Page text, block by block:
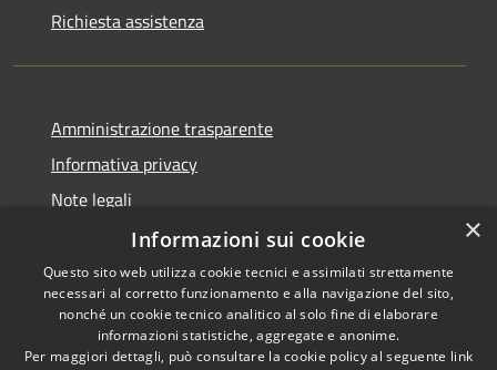
Richiesta assistenza
Amministrazione trasparente
Informativa privacy
Note legali
Dichiarazione di accessibilità
RSS
Copyright © 2026 • Comune di
×
Informazioni sui cookie
Questo sito web utilizza cookie tecnici e assimilati strettamente
necessari al corretto funzionamento e alla navigazione del sito,
nonché un cookie tecnico analitico al solo fine di elaborare
informazioni statistiche, aggregate e anonime.
Per maggiori dettagli, può consultare la cookie policy al seguente link